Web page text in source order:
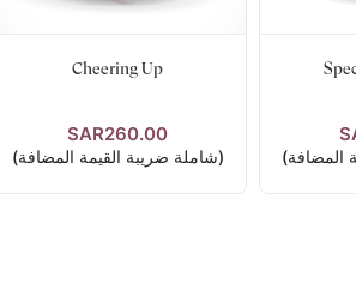
المضافة)
Cheering Up
SAR260.00
(شاملة ضريبة القيمة المضافة)
عرض التفاصيل